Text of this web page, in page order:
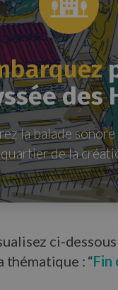
des
la balade
quartier de la
ci-
thématique : “Fin